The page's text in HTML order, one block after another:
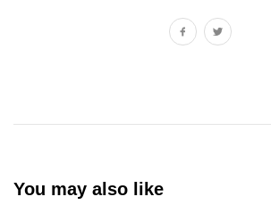
You may also like